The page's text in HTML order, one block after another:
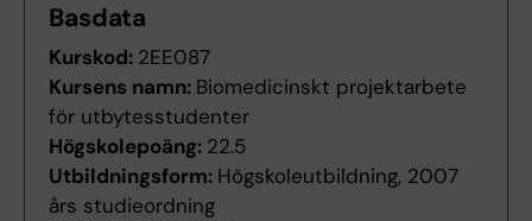
Basdata
Kurskod: 2EE087
Kursens namn: Biomedicinskt projektarbete
för utbytesstudenter
Högskolepoäng: 22.5
Utbildningsform: Högskoleutbildning, 2007
års studieordning